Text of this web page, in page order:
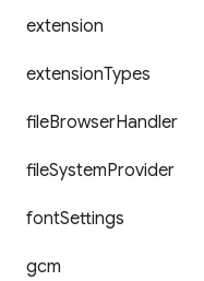
extension
extensionTypes
fileBrowserHandler
fileSystemProvider
fontSettings
gcm